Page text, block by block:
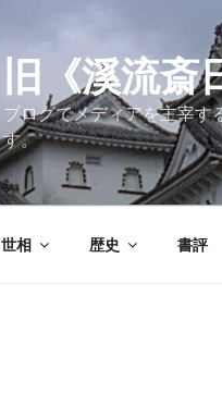
旧《溪流
ブログでメディアを主宰す
す。
世相 歴史 書評